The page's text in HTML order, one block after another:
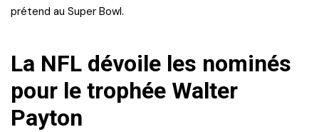
prétend au Super Bowl.
La NFL dévoile les nominés
pour le trophée Walter
Payton